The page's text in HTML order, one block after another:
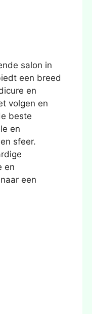
salon in
een breed
en
volgen en
beste
en
sfeer.
en
een